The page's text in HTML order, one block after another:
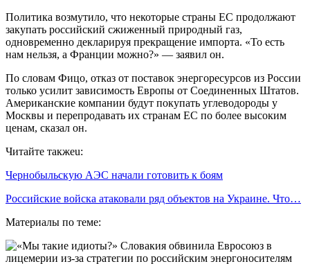
Политика возмутило, что некоторые страны ЕС продолжают
закупать российский сжиженный природный газ,
одновременно декларируя прекращение импорта. «То есть
нам нельзя, а Франции можно?» — заявил он.
По словам Фицо, отказ от поставок энергоресурсов из России
только усилит зависимость Европы от Соединенных Штатов.
Американские компании будут покупать углеводороды у
Москвы и перепродавать их странам ЕС по более высоким
ценам, сказал он.
Читайте такжеu:
Чернобыльскую АЭС начали готовить к боям
Российские войска атаковали ряд объектов на Украине. Что…
Материалы по теме: